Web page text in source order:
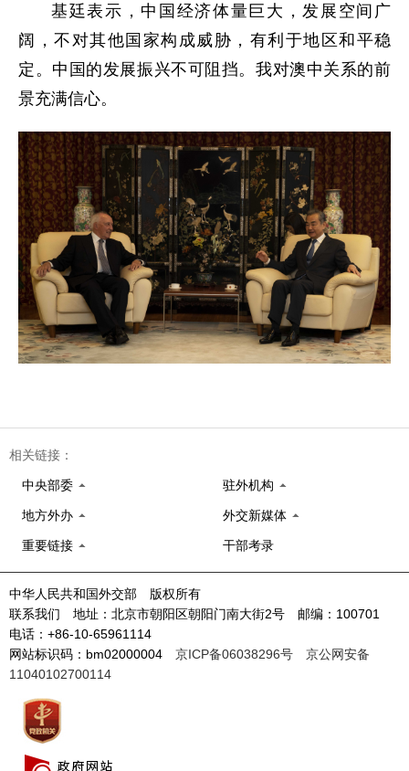
基廷表示，中国经济体量巨大，发展空间广
阔，不对其他国家构成威胁，有利于地区和平稳
定。中国的发展振兴不可阻挡。我对澳中关系的前
景充满信心。
相关链接：
中央部委 驻外机构
地方外办 外交新媒体
重要链接 干部考录
中华人民共和国外交部 版权所有
联系我们 地址：北京市朝阳区朝阳门南大街2号 邮编：100701
电话：+86-10-65961114
网站标识码：bm02000004 京ICP备06038296号
京公网安备
11040102700114